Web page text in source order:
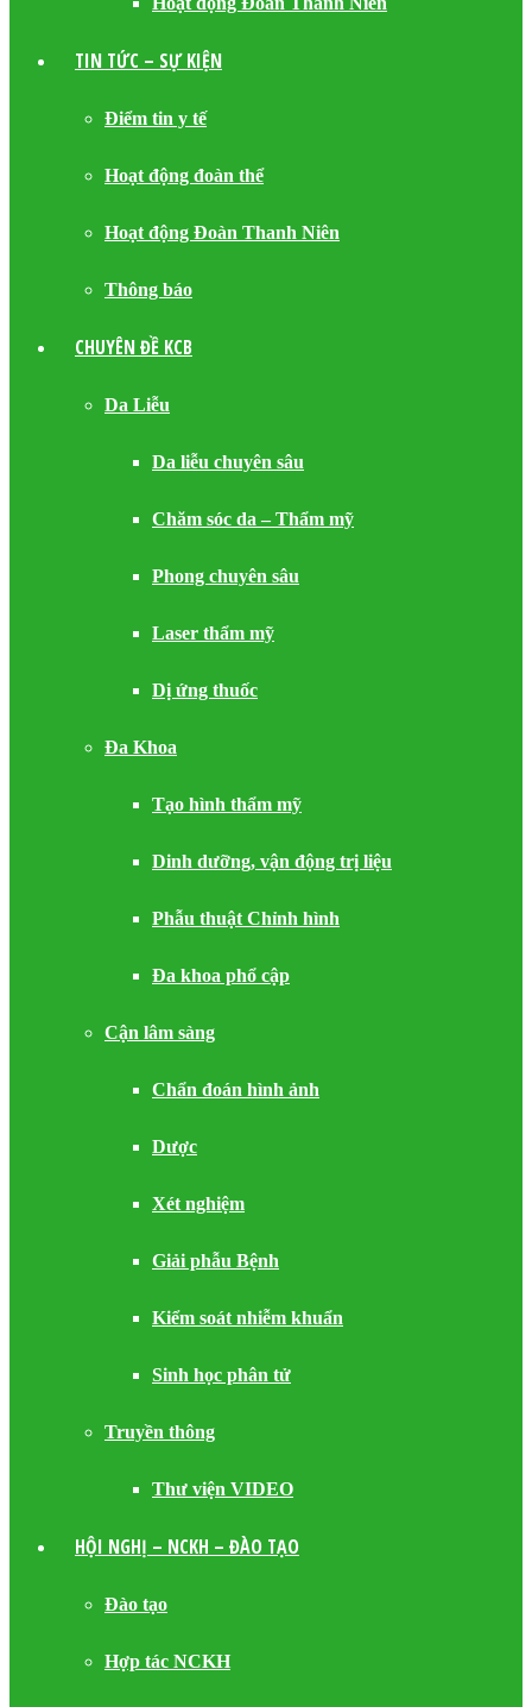
TIN TỨC – SỰ KIỆN
Điểm tin y tế
Hoạt động đoàn thể
Hoạt động Đoàn Thanh Niên
Thông báo
CHUYÊN ĐỀ KCB
Da Liễu
Da liễu chuyên sâu
Chăm sóc da – Thẩm mỹ
Phong chuyên sâu
Laser thẩm mỹ
Dị ứng thuốc
Đa Khoa
Tạo hình thẩm mỹ
Dinh dưỡng, vận động trị liệu
Phẫu thuật Chỉnh hình
Đa khoa phổ cập
Cận lâm sàng
Chẩn đoán hình ảnh
Dược
Xét nghiệm
Giải phẫu Bệnh
Kiểm soát nhiễm khuẩn
Sinh học phân tử
Truyền thông
Thư viện VIDEO
HỘI NGHỊ – NCKH – ĐÀO TẠO
Đào tạo
Hợp tác NCKH